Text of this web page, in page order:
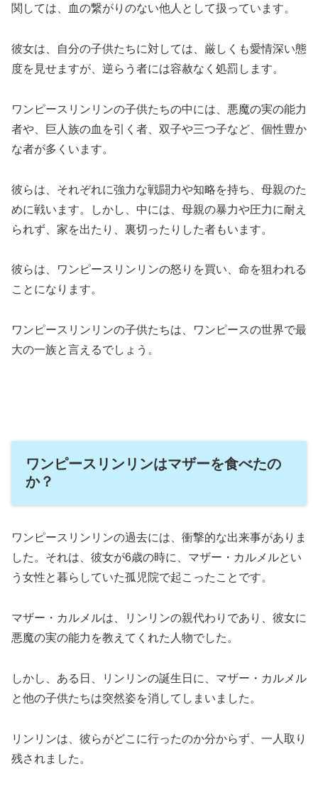
関しては、血の繋がりのない他人として扱っています。
彼女は、自分の子供たちに対しては、厳しくも愛情深い態
度を見せますが、逆らう者には容赦なく処罰します。
ワンピースリンリンの子供たちの中には、悪魔の実の能力
者や、巨人族の血を引く者、双子や三つ子など、個性豊か
な者が多くいます。
彼らは、それぞれに強力な戦闘力や知略を持ち、母親のた
めに戦います。しかし、中には、母親の暴力や圧力に耐え
られず、家を出たり、裏切ったりした者もいます。
彼らは、ワンピースリンリンの怒りを買い、命を狙われる
ことになります。
ワンピースリンリンの子供たちは、ワンピースの世界で最
大の一族と言えるでしょう。
ワンピースリンリンはマザーを食べたの
か？
ワンピースリンリンの過去には、衝撃的な出来事がありま
した。それは、彼女が6歳の時に、マザー・カルメルとい
う女性と暮らしていた孤児院で起こったことです。
マザー・カルメルは、リンリンの親代わりであり、彼女に
悪魔の実の能力を教えてくれた人物でした。
しかし、ある日、リンリンの誕生日に、マザー・カルメル
と他の子供たちは突然姿を消してしまいました。
リンリンは、彼らがどこに行ったのか分からず、一人取り
残されました。